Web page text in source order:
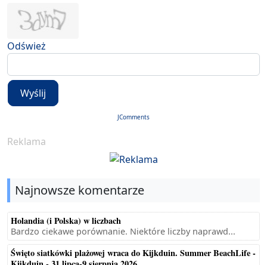
Odśwież
Wyślij
JComments
Reklama
Najnowsze komentarze
Holandia (i Polska) w liczbach
Bardzo ciekawe porównanie. Niektóre liczby naprawd...
Święto siatkówki plażowej wraca do Kijkduin. Summer BeachLife -